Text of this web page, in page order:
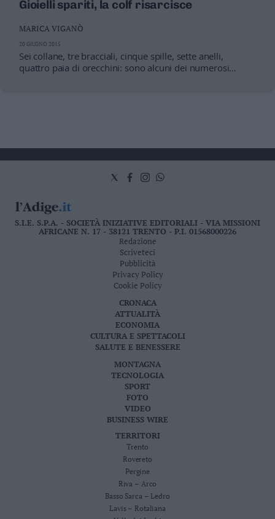
Gioielli spariti, la colf risarcisce
Sei collane, tre bracciali, cinque spille, sette anelli,
quattro paia di orecchini: sono alcuni dei numerosi
MARICA VIGANÒ
20 GIUGNO 2015
S.I.E. S.P.A. - SOCIETÀ INIZIATIVE EDITORIALI - VIA MISSIONI
AFRICANE N. 17 - 38121 TRENTO - P.I. 01568000226
Redazione
Scriveteci
Pubblicità
Privacy Policy
Cookie Policy
CRONACA
ATTUALITÀ
ECONOMIA
CULTURA E SPETTACOLI
SALUTE E BENESSERE
MONTAGNA
TECNOLOGIA
SPORT
FOTO
VIDEO
BUSINESS WIRE
TERRITORI
Trento
Rovereto
Pergine
Riva – Arco
Basso Sarca – Ledro
Lavis – Rotaliana